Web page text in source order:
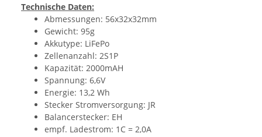
Technische Daten:
Abmessungen: 56x32x32mm
Gewicht: 95g
Akkutype: LiFePo
Zellenanzahl: 2S1P
Kapazität: 2000mAH
Spannung: 6,6V
Energie: 13,2 Wh
Stecker Stromversorgung: JR
Balancerstecker: EH
empf. Ladestrom: 1C = 2,0A